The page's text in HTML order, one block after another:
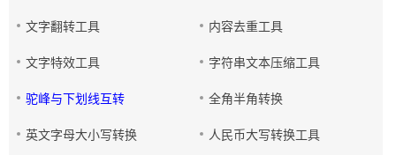
文字翻转工具 内容去重工具
文字特效工具 字符串文本压缩工具
驼峰与下划线互转 全角半角转换
英文字母大小写转换 人民币大写转换工具